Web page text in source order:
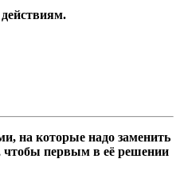
на которые надо заменить
чтобы первым в её решении